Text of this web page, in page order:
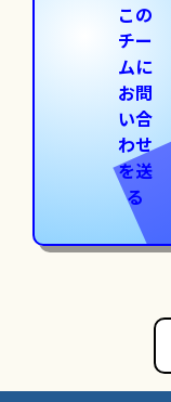
この
チー
ムに
お問
い合
わせ
を送
る